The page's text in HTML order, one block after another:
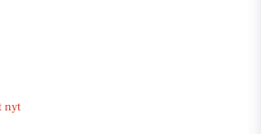
nyt
for DM i Skills 2028 og samler unge talenter fra